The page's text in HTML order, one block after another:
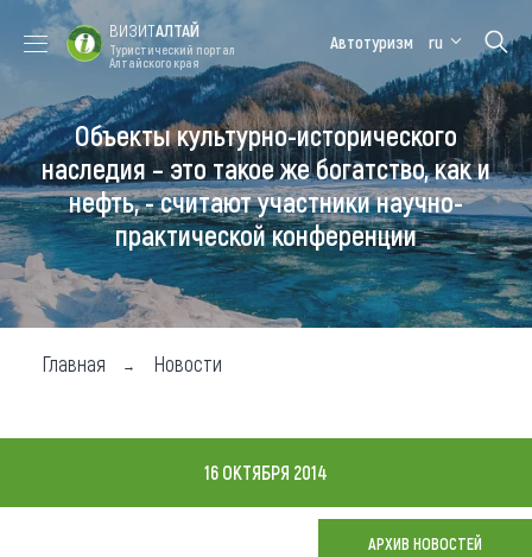
Форум VISIT
ALTAI
Цветение
маральника
Медицинский
форум
Алтайская
зимовка
Туры
Где побывать
Чем заняться
Где остановиться
ВИЗИТАЛТАЙ
Туристический портал
Алтайского края
Автотуризм ru
Объекты культурно-исторического
наследия – это такое же богатство, как и
нефть, - считают участники научно-
практической конференции
Главная Новости
16 ОКТЯБРЯ 2014
АРХИВ НОВОСТЕЙ